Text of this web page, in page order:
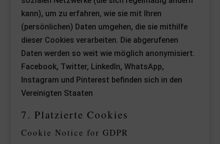
kann), um zu erfahren, wie sie mit Ihren
(persönlichen) Daten umgehen, die sie mithilfe
dieser Cookies verarbeiten. Die abgerufenen
Daten werden so weit wie möglich anonymisiert.
Facebook, Twitter, LinkedIn, WhatsApp,
Instagram und Pinterest befinden sich in den
Vereinigten Staaten
7. Platzierte Cookies
Cookie Notice for GDPR